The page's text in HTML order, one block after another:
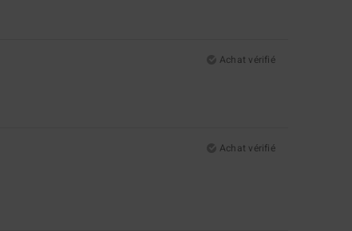
Achat vérifié
Achat vérifié